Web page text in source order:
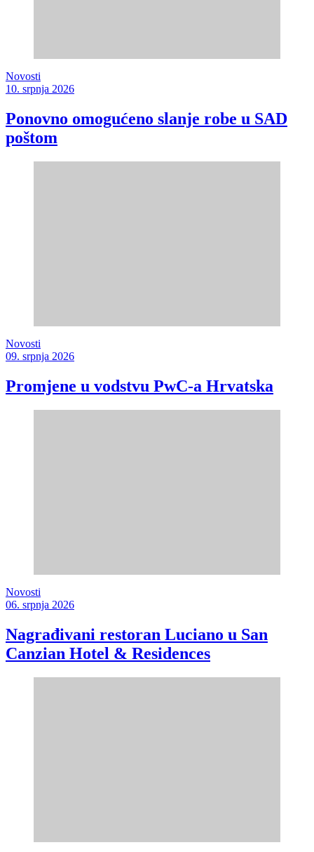
Novosti
10. srpnja 2026
Ponovno omogućeno slanje robe u SAD
poštom
Novosti
09. srpnja 2026
Promjene u vodstvu PwC-a Hrvatska
Novosti
06. srpnja 2026
Nagrađivani restoran Luciano u San
Canzian Hotel & Residences